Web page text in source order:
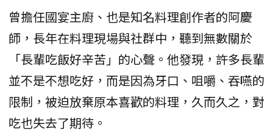
曾擔任國宴主廚、也是知名料理創作者的阿慶
師，長年在料理現場與社群中，聽到無數關於
「長輩吃飯好辛苦」的心聲。他發現，許多長輩
並不是不想吃好，而是因為牙口、咀嚼、吞嚥的
限制，被迫放棄原本喜歡的料理，久而久之，對
吃也失去了期待。